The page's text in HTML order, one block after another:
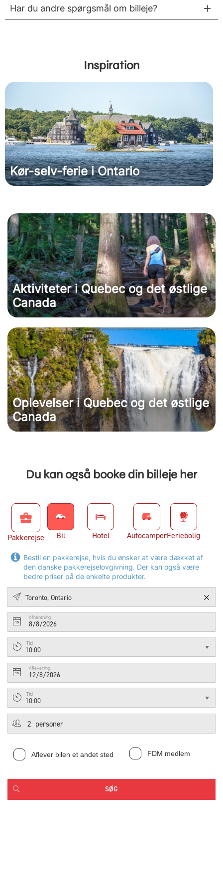
Har du andre spørgsmål om billeje?
Inspiration
Kør-selv-ferie i Ontario
Aktiviteter i Quebec og det østlige
Canada
Oplevelser i Quebec og det østlige
Canada
Du kan også booke din billeje her
business_center
Pakkerejse Bil Hotel AutocamperFeriebolig
Bestil en pakkerejse, hvis du ønsker at være dækket af
den danske pakkerejselovgivning. Der kan også være
bedre priser på de enkelte produkter.
Afhentning
8/8/2026
Tid
10:00
Aflevering
12/8/2026
Tid
10:00
Aflever bilen et andet sted FDM medlem